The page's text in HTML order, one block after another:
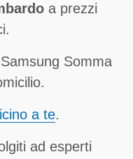
a prezzi
Somma
a te.
ad esperti